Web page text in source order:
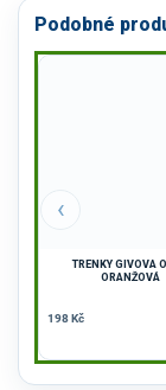
Podobné
‹
TRENKY GIVOVA
ORANŽOVÁ
198 Kč